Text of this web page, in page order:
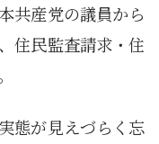
共産党の議員から
住民監査請求・住
態が見えづらく忘